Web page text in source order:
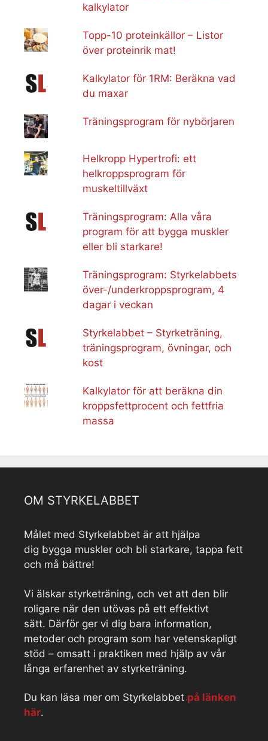
kalkylator
Topp-10 proteinkällor – Listor
över proteinrik mat!
Kalkylator för 1RM: Beräkna vad
du maxar
Träningsprogram för nybörjaren
Helkropp Hypertrofi: ett
helkroppsprogram för
muskeltillväxt
Träningsprogram: Alla våra
program för att bygga muskler
eller bli starkare!
Träningsprogram: Styrkelabbets
över-/underkroppsprogram, 4
dagar i veckan
Styrkelabbet – Styrketräning,
träningsprogram, övningar, och
kost
Kalkylator för att beräkna din
kroppsfettprocent och fettfria
massa
OM STYRKELABBET
Målet med Styrkelabbet är att hjälpa
dig bygga muskler och bli starkare, tappa fett
och må bättre!
Vi älskar styrketräning, och vet att den blir
roligare när den utövas på ett effektivt
sätt. Därför ger vi dig bara information,
metoder och program som har vetenskapligt
stöd – omsatt i praktiken med hjälp av vår
långa erfarenhet av styrketräning.
Du kan läsa mer om Styrkelabbet på länken
här.